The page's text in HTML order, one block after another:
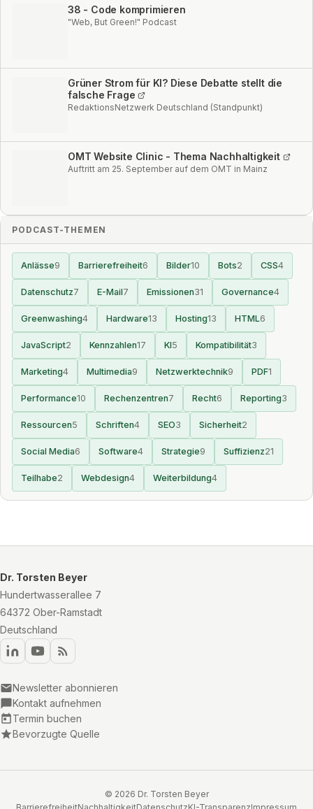
38 - Code komprimieren
"Web, But Green!" Podcast
Grüner Strom für KI? Diese Debatte stellt die
falsche Frage
RedaktionsNetzwerk Deutschland (Standpunkt)
OMT Website Clinic - Thema Nachhaltigkeit
Auftritt am 25. September auf dem OMT in Mainz
PODCAST-THEMEN
Anlässe9 Barrierefreiheit6 Bilder10 Bots2 CSS4
Datenschutz7 E-Mail7 Emissionen31 Governance4
Greenwashing4 Hardware13 Hosting13 HTML6
JavaScript2 Kennzahlen17 KI5 Kompatibilität3
Marketing4 Multimedia9 Netzwerktechnik9 PDF1
Performance10 Rechenzentren7 Recht6 Reporting3
Ressourcen5 Schriften4 SEO3 Sicherheit2
Social Media6 Software4 Strategie9 Suffizienz21
Teilhabe2 Webdesign4 Weiterbildung4
Dr. Torsten Beyer
Hundertwasserallee 7
64372 Ober-Ramstadt
Deutschland
Newsletter abonnieren
Kontakt aufnehmen
Termin buchen
Bevorzugte Quelle
© 2026 Dr. Torsten Beyer